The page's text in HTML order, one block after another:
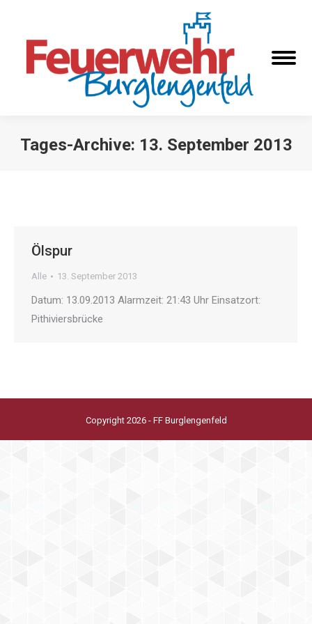
Tages-Archive: 13. September 2013
Ölspur
Alle 13. September 2013
Datum: 13.09.2013 Alarmzeit: 21:43 Uhr Einsatzort:
Pithiviersbrücke
Copyright 2026 - FF Burglengenfeld